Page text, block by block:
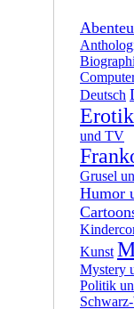
Deutsch
Erotik
und TV
Grusel
Humor
Kunst
Mystery
Politik